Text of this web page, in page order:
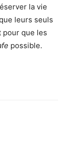
la vie
leurs seuls
pour que les
possible.